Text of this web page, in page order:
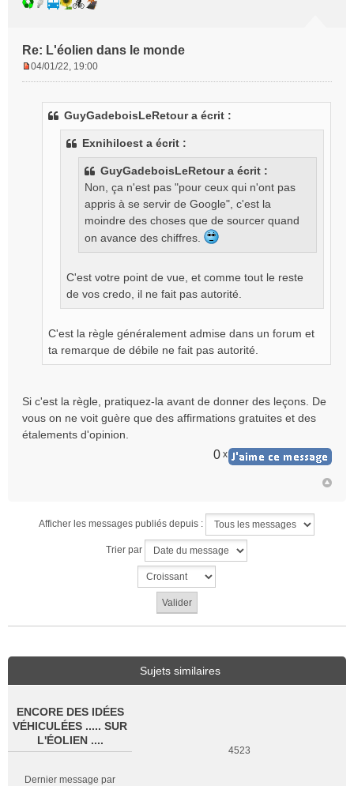
Re: L'éolien dans le monde
04/01/22, 19:00
GuyGadeboisLeRetour a écrit :
Exnihiloest a écrit :
GuyGadeboisLeRetour a écrit :
Non, ça n'est pas "pour ceux qui n'ont pas
appris à se servir de Google", c'est la
moindre des choses que de sourcer quand
on avance des chiffres.
C'est votre point de vue, et comme tout le reste
de vos credo, il ne fait pas autorité.
C'est la règle généralement admise dans un forum et
ta remarque de débile ne fait pas autorité.
Si c'est la règle, pratiquez-la avant de donner des leçons. De
vous on ne voit guère que des affirmations gratuites et des
étalements d'opinion.
0 x
Afficher les messages publiés depuis :
Trier par
Sujets similaires
ENCORE DES IDÉES
VÉHICULÉES ..... SUR
L'ÉOLIEN ....
Dernier message par
4523